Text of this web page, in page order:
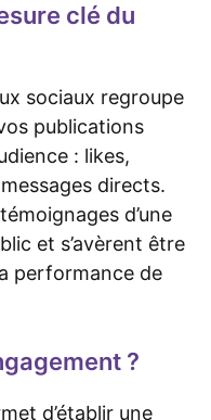
clé du
sociaux regroupe
publications
: likes,
directs.
d’une
et s’avèrent être
performance de
?
d’établir une